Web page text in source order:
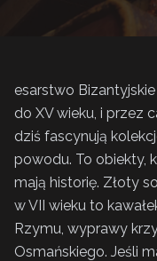
esarstwo
do XV wieku, i przez
dziś fascynują
powodu. To obiekty,
mają historię. Złoty
w VII wieku to
Rzymu, wyprawy
Osmańskiego. Jeśli